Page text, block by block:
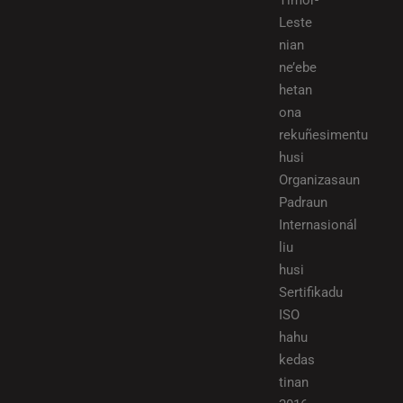
Leste
nian
ne’ebe
hetan
ona
rekuñesimentu
husi
Organizasaun
Padraun
Internasionál
liu
husi
Sertifikadu
ISO
hahu
kedas
tinan